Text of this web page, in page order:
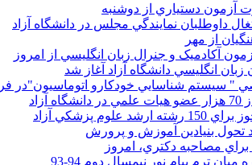
آزمون دستياري از دوشنبه
داوطلبان نمايندگي مجلس در دانشگاه آزاد
از مهر
آکادميک و جنرال زبان انگليسي از امروز
زبان انگليسي دانشگاه آزاد آغاز شد
" سيستم شناسايي خودکارو اتوماسيون"در
علوم پزشکي آزاد
مصاحبه دکتري، امروز
ترم پیام نور نیمسال دوم 94-93